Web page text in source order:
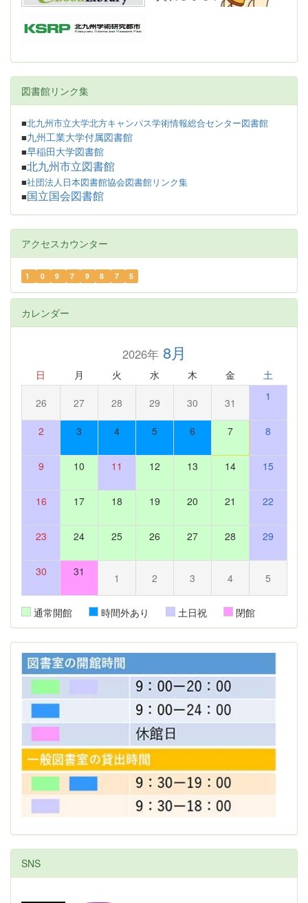
図書館リンク集
■北九州市立大学北方キャンパス学術情報総合センター図書館
■九州工業大学付属図書館
■早稲田大学図書館
■北九州市立図書館
■社団法人日本図書館協会図書館リンク集
■ 国立国会図書館
アクセスカウンター
1 0 9 7 9 8 7 5
カレンダー
2026年8月
日 月 火 水 木 金 土
26 27 28 29 30 31 1
2 3 4 5 6 7 8
9 10 11 12 13 14 15
16 17 18 19 20 21 22
23 24 25 26 27 28 29
30 31 1 2 3 4 5
通常開館 時間外あり 土日祝 閉館
SNS